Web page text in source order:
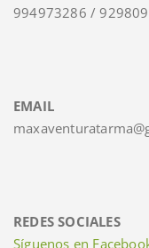
994973286 /
EMAIL
REDES SOCIALES
Síguenos en Faceb